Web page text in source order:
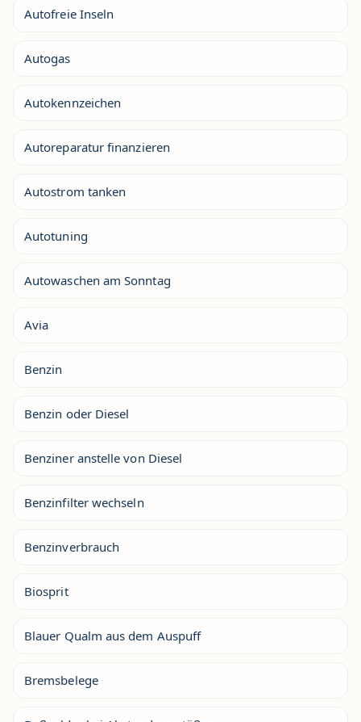
Autofreie Inseln
Autogas
Autokennzeichen
Autoreparatur finanzieren
Autostrom tanken
Autotuning
Autowaschen am Sonntag
Avia
Benzin
Benzin oder Diesel
Benziner anstelle von Diesel
Benzinfilter wechseln
Benzinverbrauch
Biosprit
Blauer Qualm aus dem Auspuff
Bremsbelege